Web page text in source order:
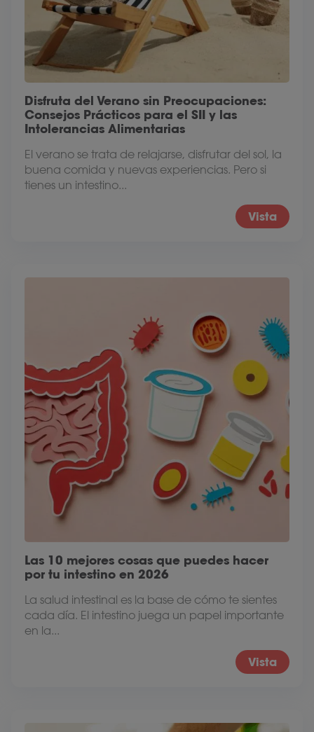
Disfruta del Verano sin Preocupaciones:
Consejos Prácticos para el SII y las
Intolerancias Alimentarias
El verano se trata de relajarse, disfrutar del sol, la
buena comida y nuevas experiencias. Pero si
tienes un intestino...
Vista
Las 10 mejores cosas que puedes hacer
por tu intestino en 2026
La salud intestinal es la base de cómo te sientes
cada día. El intestino juega un papel importante
en la...
Vista